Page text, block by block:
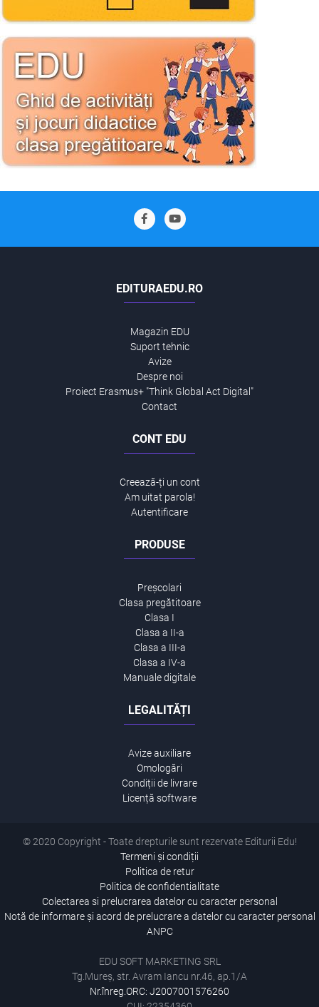
EDITURAEDU.RO
Magazin EDU
Suport tehnic
Avize
Despre noi
Proiect Erasmus+ "Think Global Act Digital"
Contact
CONT EDU
Creează-ți un cont
Am uitat parola!
Autentificare
PRODUSE
Preșcolari
Clasa pregătitoare
Clasa I
Clasa a II-a
Clasa a III-a
Clasa a IV-a
Manuale digitale
LEGALITĂȚI
Avize auxiliare
Omologări
Condiții de livrare
Licență software
© 2020 Copyright - Toate drepturile sunt rezervate Editurii Edu!
Termeni și condiții
Politica de retur
Politica de confidentialitate
Colectarea si prelucrarea datelor cu caracter personal
Notă de informare și acord de prelucrare a datelor cu caracter personal
ANPC
EDU SOFT MARKETING SRL
Tg.Mureș, str. Avram Iancu nr.46, ap.1/A
Nr.înreg.ORC: J2007001576260